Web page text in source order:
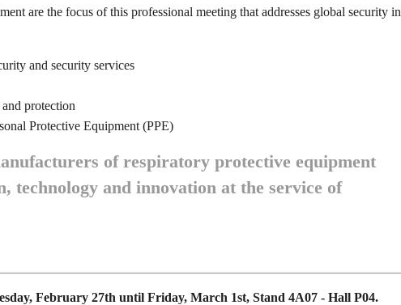
are the focus of this professional meeting that addresses global security in
and security services
protection
Protective Equipment (PPE)
of respiratory protective equipment
technology and innovation at the service of
February 27th until Friday, March 1st, Stand 4A07 - Hall P04.